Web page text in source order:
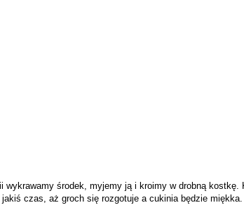
środek, myjemy ją i kroimy w drobną
czas, aż groch się rozgotuje a cukinia będzie